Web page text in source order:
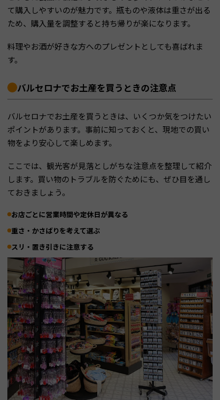
て購入しやすいのが魅力です。瓶ものや液体は重さが出る
ため、購入量を調整すると持ち帰りが楽になります。
料理やお酒が好きな方へのプレゼントとしても喜ばれま
す。
バルセロナでお土産を買うときの注意点
バルセロナでお土産を買うときは、いくつか気をつけたい
ポイントがあります。事前に知っておくと、現地での買い
物をより安心して楽しめます。
ここでは、観光客が見落としがちな注意点を整理して紹介
します。買い物のトラブルを防ぐためにも、ぜひ目を通し
ておきましょう。
お店ごとに営業時間や定休日が異なる
重さ・かさばりを考えて選ぶ
スリ・置き引きに注意する